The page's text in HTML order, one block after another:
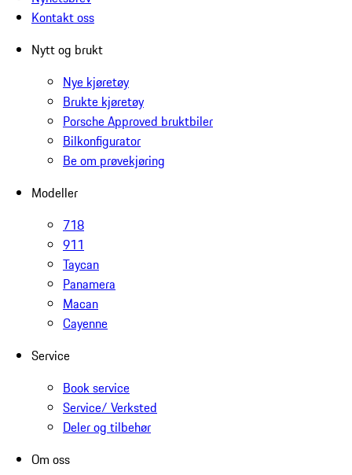
Kontakt oss
Nytt og brukt
Nye kjøretøy
Brukte kjøretøy
Porsche Approved bruktbiler
Bilkonfigurator
Be om prøvekjøring
Modeller
718
911
Taycan
Panamera
Macan
Cayenne
Service
Book service
Service/ Verksted
Deler og tilbehør
Om oss